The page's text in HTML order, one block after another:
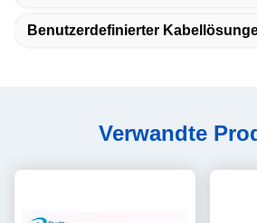
Benutzerdefinierter
Verwandte